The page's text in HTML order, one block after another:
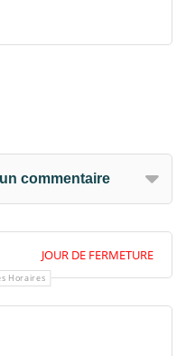
commentaire
JOUR DE FERMETURE
Horaires